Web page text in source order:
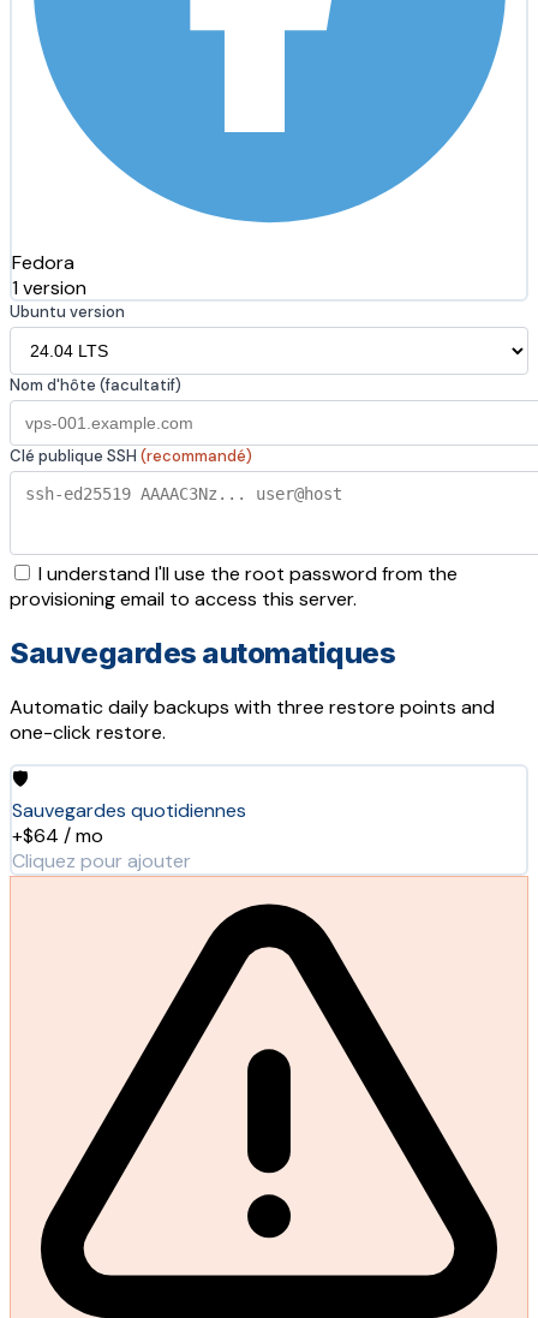
Fedora
1 version
Ubuntu version
Nom d'hôte (facultatif)
Clé publique SSH (recommandé)
I understand I'll use the root password from the
provisioning email to access this server.
Sauvegardes automatiques
Automatic daily backups with three restore points and
one-click restore.
🛡️
Sauvegardes quotidiennes
+$64 / mo
Cliquez pour ajouter